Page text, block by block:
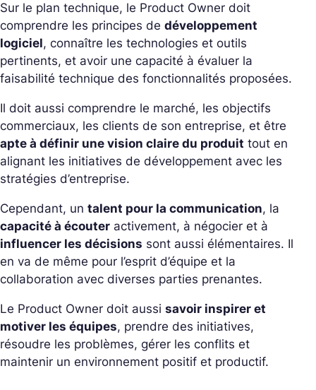
Sur le plan technique, le Product Owner doit
comprendre les principes de développement
logiciel, connaître les technologies et outils
pertinents, et avoir une capacité à évaluer la
faisabilité technique des fonctionnalités proposées.
Il doit aussi comprendre le marché, les objectifs
commerciaux, les clients de son entreprise, et être
apte à définir une vision claire du produit tout en
alignant les initiatives de développement avec les
stratégies d’entreprise.
Cependant, un talent pour la communication, la
capacité à écouter activement, à négocier et à
influencer les décisions sont aussi élémentaires. Il
en va de même pour l’esprit d’équipe et la
collaboration avec diverses parties prenantes.
Le Product Owner doit aussi savoir inspirer et
motiver les équipes, prendre des initiatives,
résoudre les problèmes, gérer les conflits et
maintenir un environnement positif et productif.